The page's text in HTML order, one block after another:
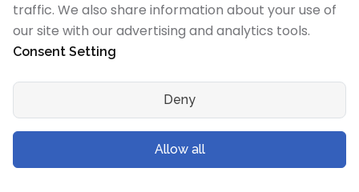
Joule/kilogramरूपांतरण
Joule/kilogram को Exagray में बदलें
Joule/kilogram को Teragray में बदलें
Joule/kilogram को Gigagray में बदलें
Joule/kilogram को Megagray में बदलें
Joule/kilogram को Joule/milligram में बदलें
traffic. We also share information about your use of
our site with our advertising and analytics tools.
Consent Setting
Deny
Allow all